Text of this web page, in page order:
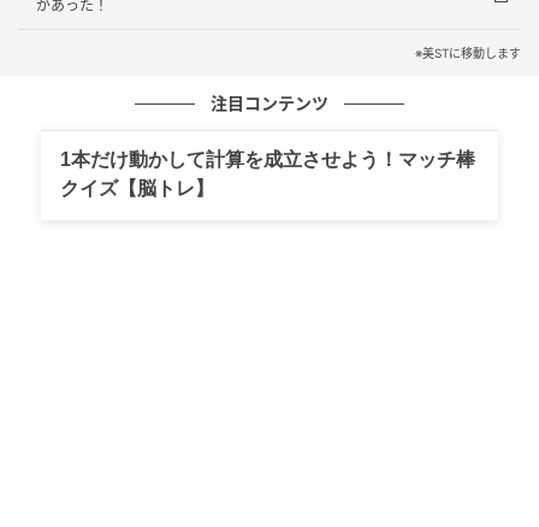
皮膚が薄く動きの激しい目周りは、シワやくすみ、ク
定して対処するより、全体の明るさを引き上げるブラ
イトニングケアが効果実感を得やすいでしょう。シワ
ならナイアシンアミド、赤みには抗炎症成分、黄ぐす
があった！
※美STに移動します
注目コンテンツ
1本だけ動かして計算を成立させよう！マッチ棒
クイズ【脳トレ】